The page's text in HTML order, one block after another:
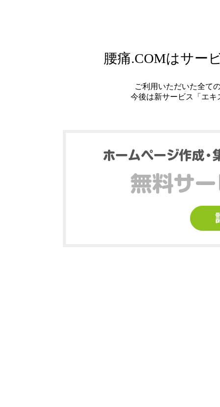
腰痛.COMはサー
ご利用いただいた全て
今後は新サービス「エ